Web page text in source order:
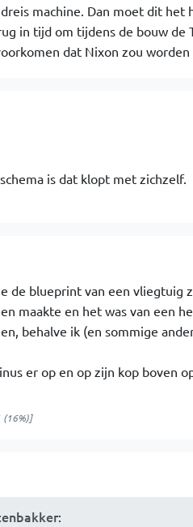
machine. Dan moet dit
in tijd om tijdens de bouw de
dat Nixon zou worden
is dat klopt met zichzelf.
de blueprint van een vliegtuig
maakte en het was van een
behalve ik (en sommige
er op en op zijn kop boven
(16%)]
: